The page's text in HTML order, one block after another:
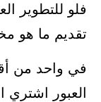
تقديم ما هو
في واحد من
العبور